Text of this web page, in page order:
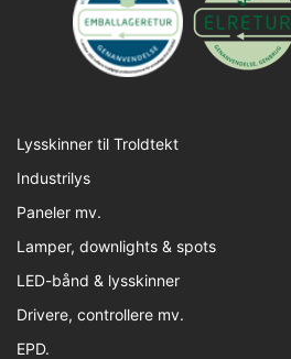
Lysskinner til Troldtekt
Industrilys
Paneler mv.
Lamper, downlights & spots
LED-bånd & lysskinner
Drivere, controllere mv.
EPD.